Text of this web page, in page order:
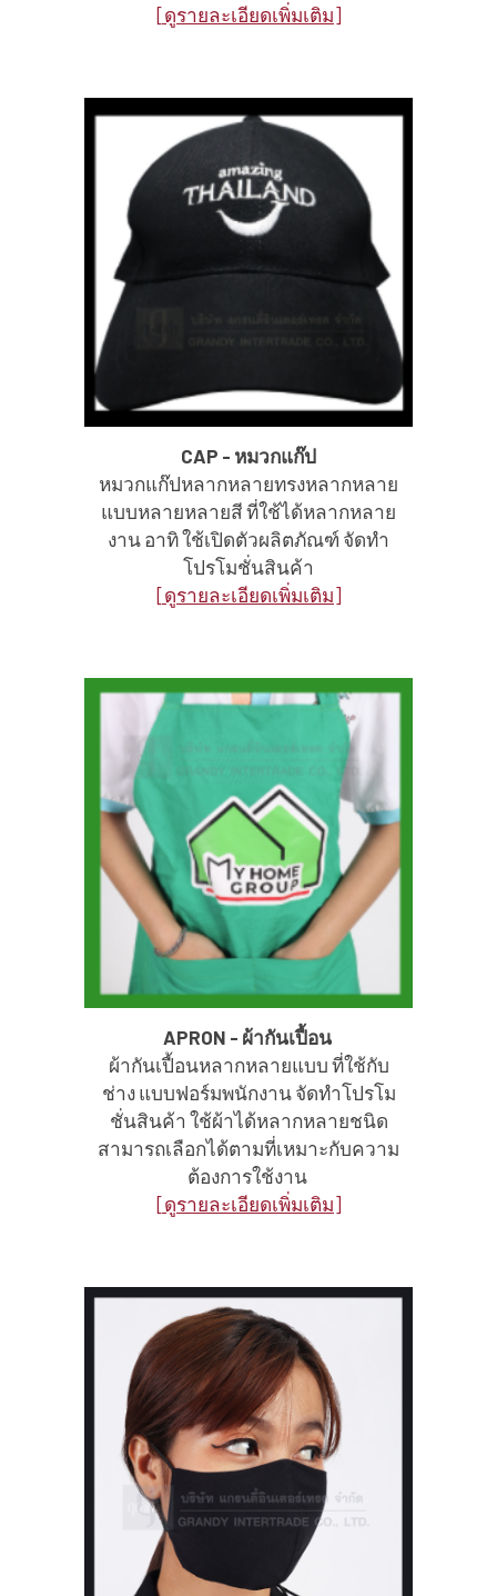
[ดูรายละเอียดเพิ่มเติม]
CAP - หมวกแก๊ป
หมวกแก๊ปหลากหลายทรงหลากหลาย
แบบหลายหลายสี ที่ใช้ได้หลากหลาย
งาน อาทิ ใช้เปิดตัวผลิตภัณฑ์ จัดทำ
โปรโมชั่นสินค้า
[ดูรายละเอียดเพิ่มเติม]
APRON - ผ้ากันเปื้อน
ผ้ากันเปื้อนหลากหลายแบบ ที่ใช้กับ
ช่าง แบบฟอร์มพนักงาน จัดทำโปรโม
ชั่นสินค้า ใช้ผ้าได้หลากหลายชนิด
สามารถเลือกได้ตามที่เหมาะกับความ
ต้องการใช้งาน
[ดูรายละเอียดเพิ่มเติม]